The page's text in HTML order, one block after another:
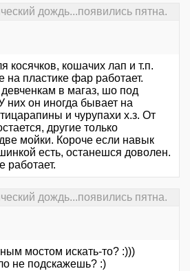
дождь...появились пятна.
косячков, кошачих лап и т.п.
пластике фар работает.
в магаз, шо под
он иногда бывает на
и чурупахи х.з. От
другие только
мойки. Короче если навык
есть, останешся доволен.
работает.
дождь...появились пятна.
мостом искать-то? :)))
не подскажешь? :)